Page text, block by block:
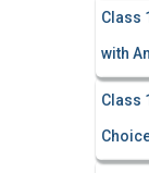
Class
with
Class